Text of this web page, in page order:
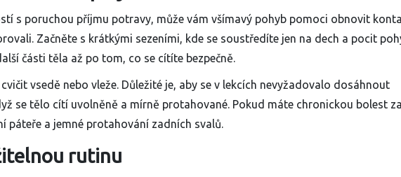
s poruchou příjmu potravy, může vám všímavý pohyb pomoci obnovit
Začněte s krátkými sezeními, kde se soustředíte jen na dech a pocit
části těla až po tom, co se cítíte bezpečně.
vsedě nebo vleže. Důležité je, aby se v lekcích nevyžadovalo dosáhnout
se tělo cítí uvolněně a mírně protahované. Pokud máte chronickou bolest
páteře a jemné protahování zadních svalů.
rutinu